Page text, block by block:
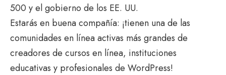
500 y el gobierno de los EE. UU.
Estarás en buena compañía: ¡tienen una de las
comunidades en línea activas más grandes de
creadores de cursos en línea, instituciones
educativas y profesionales de WordPress!